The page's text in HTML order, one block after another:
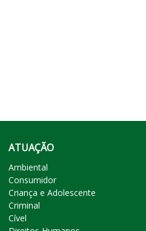
ATUAÇÃO
Ambiental
Consumidor
Criança e Adolescente
Criminal
Cível